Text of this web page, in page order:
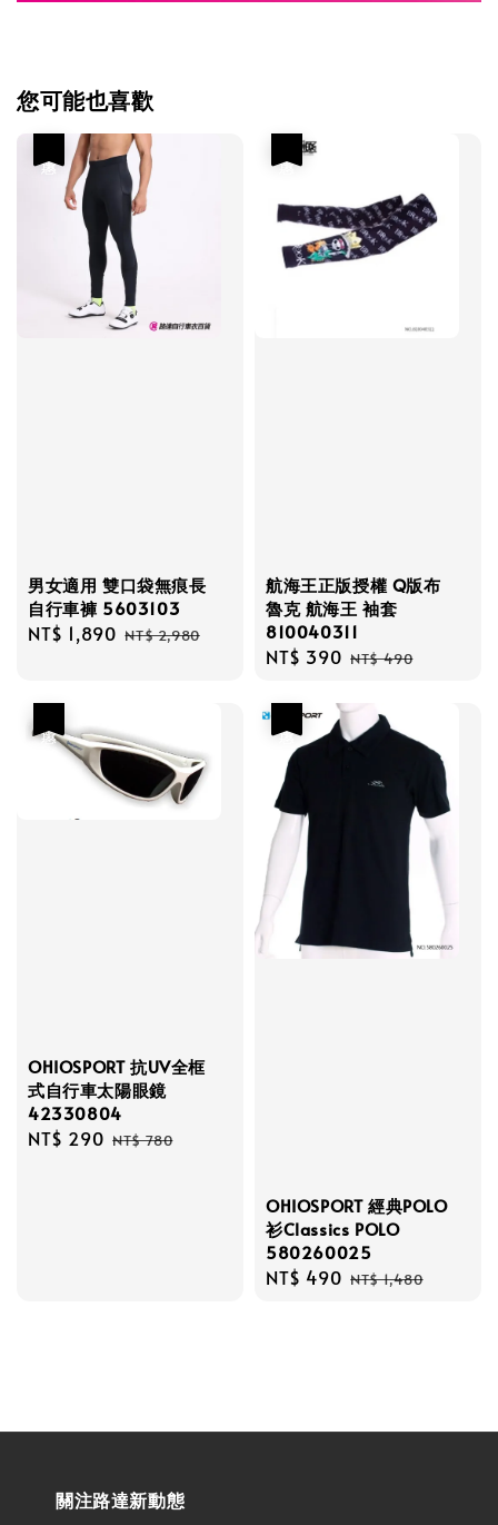
您可能也喜歡
男女適用 雙口袋無痕長
自行車褲 5603103
Sale
NT$ 1,890 Regular
NT$ 2,980
航海王正版授權 Q版布
魯克 航海王 袖套
810040311
Sale
NT$ 390 Regular
NT$ 490
OHIOSPORT 抗UV全框
式自行車太陽眼鏡
42330804
Sale
NT$ 290 Regular
NT$ 780
OHIOSPORT 經典POLO
衫Classics POLO
580260025
Sale
NT$ 490 Regular
NT$ 1,480
關注路達新動態